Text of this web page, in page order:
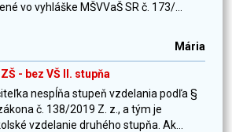
vo vyhláške MŠVVaŠ SR č. 173/...
Mária
- bez VŠ II. stupňa
nespĺňa stupeň vzdelania podľa §
č. 138/2019 Z. z., a tým je
vzdelanie druhého stupňa. Ak...